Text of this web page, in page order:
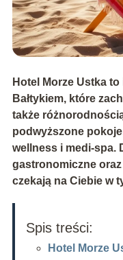
Hotel Morze Ustka
Bałtykiem, które
także
podwyższone
wellness i medi-spa.
gastronomiczne
czekają na Ciebie w
Spis treści:
Hotel Morze